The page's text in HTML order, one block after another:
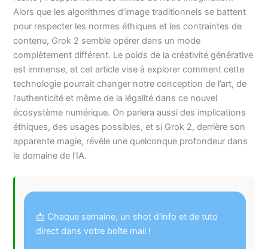
Alors que les algorithmes d’image traditionnels se battent
pour respecter les normes éthiques et les contraintes de
contenu, Grok 2 semble opérer dans un mode
complètement différent. Le poids de la créativité générative
est immense, et cet article vise à explorer comment cette
technologie pourrait changer notre conception de l’art, de
l’authenticité et même de la légalité dans ce nouvel
écosystème numérique. On parlera aussi des implications
éthiques, des usages possibles, et si Grok 2, derrière son
apparente magie, révèle une quelconque profondeur dans
le domaine de l’IA.
📩 Chaque semaine, un shot d'info et de tuto
direct dans votre boîte mail !